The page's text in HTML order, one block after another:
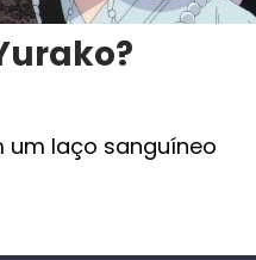
um laço sanguíneo